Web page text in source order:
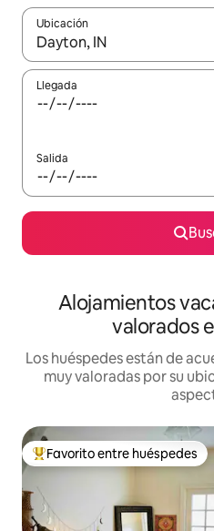
Ubicación
Cuando los resultados estén
Llegada
Salida
Alojamientos
valorados
Los huéspedes están de
muy valoradas por su
Favorito entre huéspedes
Favorito entre huéspedes